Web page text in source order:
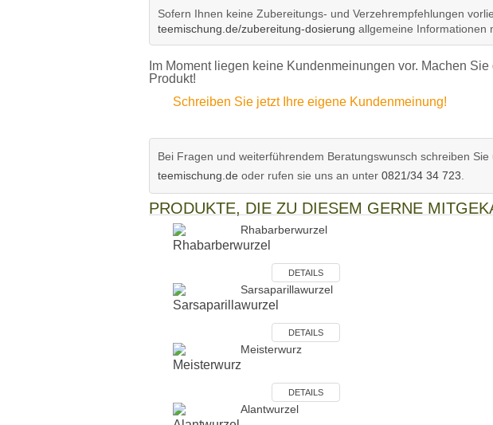
Sofern Ihnen keine Zubereitungs- und Verzehrempfehlungen
teemischung.de/zubereitung-dosierung allgemeine Informationen
Im Moment liegen keine Kundenmeinungen vor. Machen
Produkt!
Schreiben Sie jetzt Ihre eigene Kundenmeinung!
Bei Fragen und weiterführendem Beratungswunsch schreiben
teemischung.de oder rufen sie uns an unter 0821/34 34 723.
PRODUKTE, DIE ZU DIESEM GERNE
Rhabarberwurzel
DETAILS
Sarsaparillawurzel
DETAILS
Meisterwurz
DETAILS
Alantwurzel